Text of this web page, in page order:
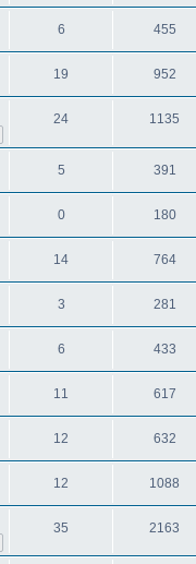
6 455
19 952
24 1135
5 391
0 180
14 764
3 281
6 433
11 617
12 632
12 1088
35 2163